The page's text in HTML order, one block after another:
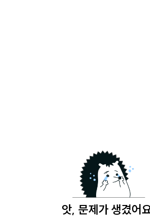
앗, 문제가 생겼어